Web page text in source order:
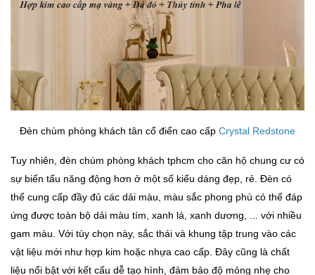
Đèn chùm phòng khách tân cổ điển cao cấp Crystal Redstone
Tuy nhiên, đèn chùm phòng khách tphcm cho căn hộ chung cư có
sự biến tấu năng động hơn ở một số kiểu dáng đẹp, rẻ. Đèn có
thể cung cấp đầy đủ các dải màu, màu sắc phong phú có thể đáp
ứng được toàn bộ dải màu tím, xanh lá, xanh dương, ... với nhiều
gam màu. Với tùy chọn này, sắc thái và khung tập trung vào các
vật liệu mới như hợp kim hoặc nhựa cao cấp. Đây cũng là chất
liệu nổi bật với kết cấu dễ tạo hình, đảm bảo độ mỏng nhẹ cho